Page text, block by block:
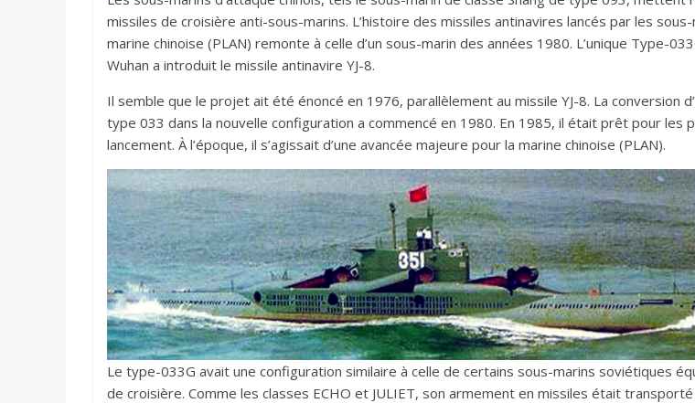
missiles de croisière anti-sous-marins. L’histoire des missiles antinavires lancés par les
marine chinoise (PLAN) remonte à celle d’un sous-marin des années 1980. L’unique Type-
Wuhan a introduit le missile antinavire YJ-8.
Il semble que le projet ait été énoncé en 1976, parallèlement au missile YJ-8. La conversion
type 033 dans la nouvelle configuration a commencé en 1980. En 1985, il était prêt pour les
lancement. À l’époque, il s’agissait d’une avancée majeure pour la marine chinoise (PLAN).
Le type-033G avait une configuration similaire à celle de certains sous-marins soviétiques
de croisière. Comme les classes ECHO et JULIET, son armement en missiles était